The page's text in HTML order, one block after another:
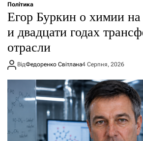
Політика
Егор Буркин о химии на
и двадцати годах
отрасли
ВідФедоренко Світлана4 Серпня, 2026